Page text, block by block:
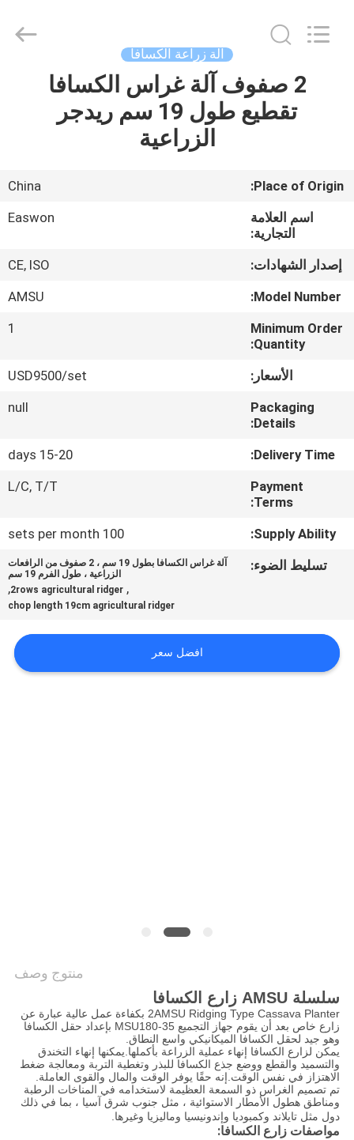
منزل،
معلومات
جولة
في
المعمل
الجودة
أخبار
خريطة
آلة زراعة الكسافا
2 صفوف آلة غراس الكسافا
تقطيع طول 19 سم ريدجر
الزراعية
Place of Origin:
China
اسم العلامة
التجارية:
Easwon
إصدار الشهادات:
CE, ISO
Model Number:
AMSU
Minimum Order
Quantity:
1
الأسعار:
USD9500/set
Packaging
Details:
null
Delivery Time:
15-20 days
Payment
Terms:
L/C, T/T
Supply Ability:
100 sets per month
تسليط الضوء:
آلة غراس الكسافا بطول 19 سم ، 2 صفوف من الرافعات
الزراعية ، طول الفرم 19 سم
,
2rows agricultural ridger
,
chop length 19cm agricultural ridger
افضل سعر
منتوج وصف
سلسلة AMSU زارع الكسافا
2AMSU Ridging Type Cassava Planter بكفاءة عمل عالية عبارة عن
زارع خاص بعد أن يقوم جهاز التجميع MSU180-35 بإعداد حقل الكسافا
وهو جيد لحقل الكسافا الميكانيكي واسع النطاق.
يمكن لزارع الكسافا إنهاء عملية الزراعة بأكملها.يمكنها إنهاء التخندق
والتسميد والقطع ووضع جذع الكسافا للبذر وتغطية التربة ومعالجة ضغط
الاهتزاز في نفس الوقت.إنه حقًا يوفر الوقت والمال والقوى العاملة.
تم تصميم الغراس ذو السمعة العظيمة لاستخدامه في المناخات الرطبة
ومناطق هطول الأمطار الاستوائية ، مثل جنوب شرق آسيا ، بما في ذلك
دول مثل تايلاند وكمبوديا وإندونيسيا وماليزيا وغيرها.
مواصفات زارع الكسافا: